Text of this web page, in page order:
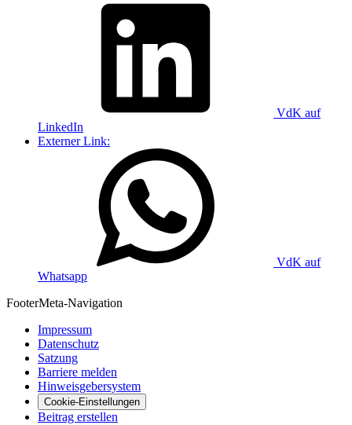
VdK auf
LinkedIn
Externer Link:
VdK auf
Whatsapp
FooterMeta-Navigation
Impressum
Datenschutz
Satzung
Barriere melden
Hinweisgebersystem
Cookie-Einstellungen
Beitrag erstellen